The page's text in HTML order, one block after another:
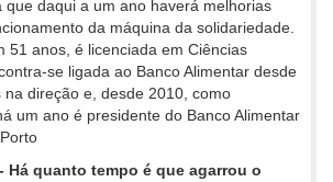
que daqui a um ano haverá melhorias
da máquina da solidariedade.
51 anos, é licenciada em Ciências
se ligada ao Banco Alimentar desde
na direção e, desde 2010, como
um ano é presidente do Banco Alimentar
Há quanto tempo é que agarrou o